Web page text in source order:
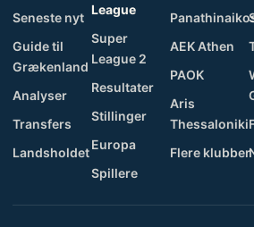
Seneste nyt
Guide til
Grækenland
Analyser
Transfers
Landsholdet
League
Super
League 2
Resultater
Stillinger
Europa
Spillere
AEK Athen
PAOK
Aris
Thessaloniki
Flere klubber